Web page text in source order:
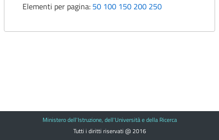
Elementi per pagina: 50 100 150 200 250
Ministero dell'Istruzione, dell'Università e della Ricerca
Tutti i diritti riservati @ 2016